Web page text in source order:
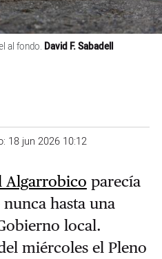
al fondo. David F. Sabadell
18 jun 2026 10:12
Algarrobico parecía
hasta una
local.
miércoles el Pleno